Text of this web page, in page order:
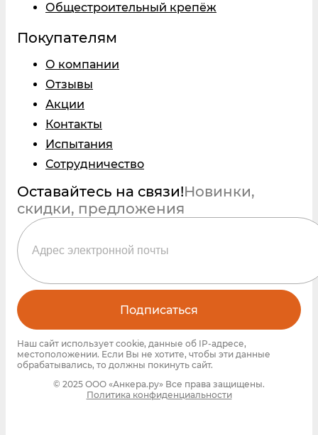
Общестроительный крепёж
Покупателям
О компании
Отзывы
Акции
Контакты
Испытания
Сотрудничество
Оставайтесь на связи!Новинки,
скидки, предложения
Подписаться
Наш сайт использует cookie, данные об IP-адресе,
местоположении. Если Вы не хотите, чтобы эти данные
обрабатывались, то должны покинуть сайт.
© 2025 ООО «Анкера.ру» Все права защищены.
Политика конфиденциальности